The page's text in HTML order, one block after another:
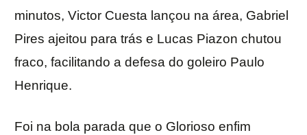
minutos, Victor Cuesta lançou na área, Gabriel
Pires ajeitou para trás e Lucas Piazon chutou
fraco, facilitando a defesa do goleiro Paulo
Henrique.
Foi na bola parada que o Glorioso enfim